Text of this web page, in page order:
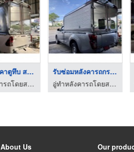
รับต่อหลังคาตูทึบ สม ...
อู่ทำหลังคารถโดยสาร รถขนส่ง รถกระบะ - สมคิดการเบาะ
รับซ่อมหลังคารถกระบะ ...
อู่ทำหลังคารถโดยสาร รถขนส่ง รถกระบะ - สมคิดการเบาะ
About Us Our